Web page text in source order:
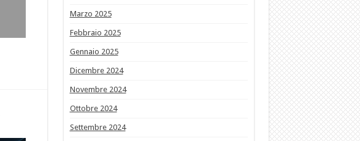
Marzo 2025
Febbraio 2025
Gennaio 2025
Dicembre 2024
Novembre 2024
Ottobre 2024
Settembre 2024